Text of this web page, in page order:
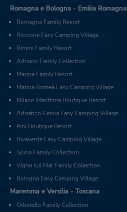
Romagna e Bologna - Emilia Romagna
Romagna Family Resort
Riccione Easy Camping Village
Rimini Family Resort
Adriano Family Collection
Marina Family Resort
Marina Romea Easy Camping Village
Milano Marittima Boutique Resort
Adriatico Cervia Easy Camping Village
Pini Boutique Resort
Rivaverde Easy Camping Village
Spina Family Collection
Vigna sul Mar Family Collection
Bologna Easy Camping Village
Maremma e Versilia - Toscana
Orbetello Family Collection